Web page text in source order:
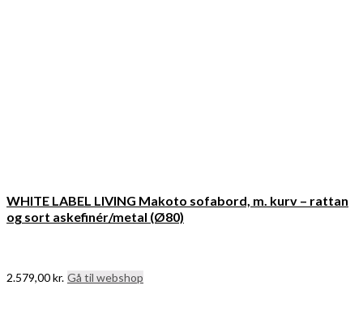
WHITE LABEL LIVING Makoto sofabord, m. kurv – rattan
og sort askefinér/metal (Ø80)
2.579,00kr. Gå til webshop